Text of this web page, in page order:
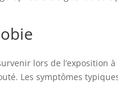
lors de l’exposition
Les symptômes